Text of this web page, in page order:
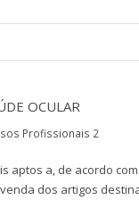
OCULAR
Profissionais 2
aptos a, de acordo
dos artigos